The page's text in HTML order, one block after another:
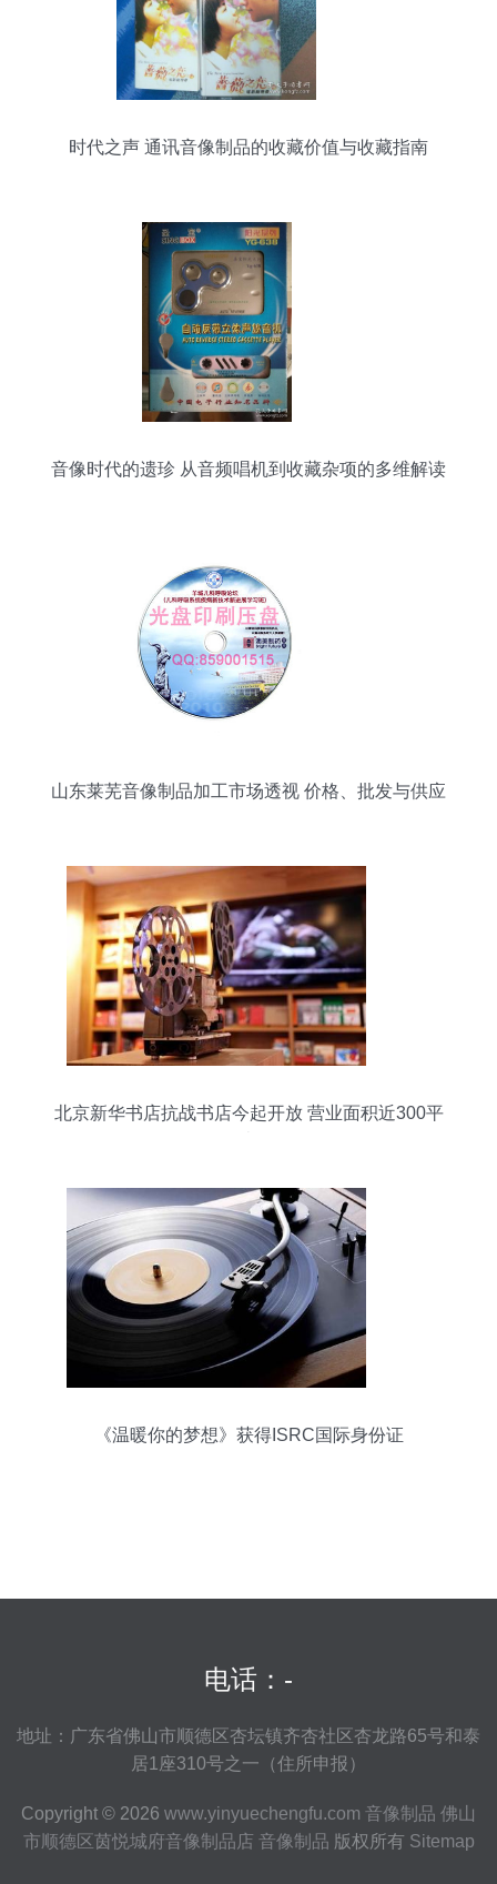
时代之声 通讯音像制品的收藏价值与收藏指南
音像时代的遗珍 从音频唱机到收藏杂项的多维解读
山东莱芜音像制品加工市场透视 价格、批发与供应
北京新华书店抗战书店今起开放 营业面积近300平
《温暖你的梦想》获得ISRC国际身份证
电话：-
地址：广东省佛山市顺德区杏坛镇齐杏社区杏龙路65号和泰
居1座310号之一（住所申报）
Copyright © 2026 www.yinyuechengfu.com 音像制品 佛山
市顺德区茵悦城府音像制品店 音像制品 版权所有 Sitemap